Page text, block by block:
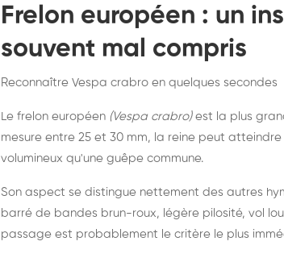
Frelon européen : un
souvent mal compris
Reconnaître Vespa crabro en quelques secondes
Le frelon européen (Vespa crabro)est la plus
mesure entre 25 et 30 mm, la reine peut
volumineux qu'une guêpe commune.
Son aspect se distingue nettement des autres
barré de bandes brun-roux, légère pilosité, vol
passage est probablement le critère le plus